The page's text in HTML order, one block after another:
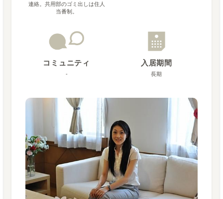
連絡。共用部のゴミ出しは住人
当番制。
コミュニティ
-
入居期間
長期